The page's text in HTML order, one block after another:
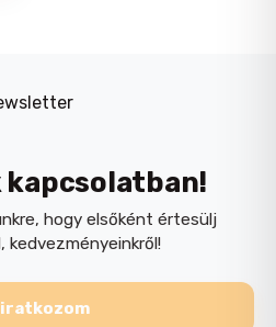
kapcsolatban!
hogy elsőként értesülj
kedvezményeinkről!